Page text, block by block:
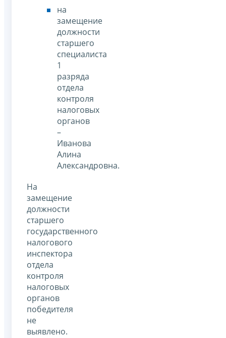
на
замещение
должности
старшего
специалиста
1
разряда
отдела
контроля
налоговых
органов
–
Иванова
Алина
Александровна.
На
замещение
должности
старшего
государственного
налогового
инспектора
отдела
контроля
налоговых
органов
победителя
не
выявлено.